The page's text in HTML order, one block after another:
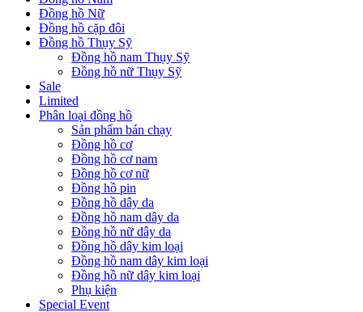
Đồng hồ Nữ
Đồng hồ cặp đôi
Đồng hồ Thụy Sỹ
Đồng hồ nam Thụy Sỹ
Đồng hồ nữ Thụy Sỹ
Sale
Limited
Phân loại đồng hồ
Sản phẩm bán chạy
Đồng hồ cơ
Đồng hồ cơ nam
Đồng hồ cơ nữ
Đồng hồ pin
Đồng hồ dây da
Đồng hồ nam dây da
Đồng hồ nữ dây da
Đồng hồ dây kim loại
Đồng hồ nam dây kim loại
Đồng hồ nữ dây kim loại
Phụ kiện
Special Event